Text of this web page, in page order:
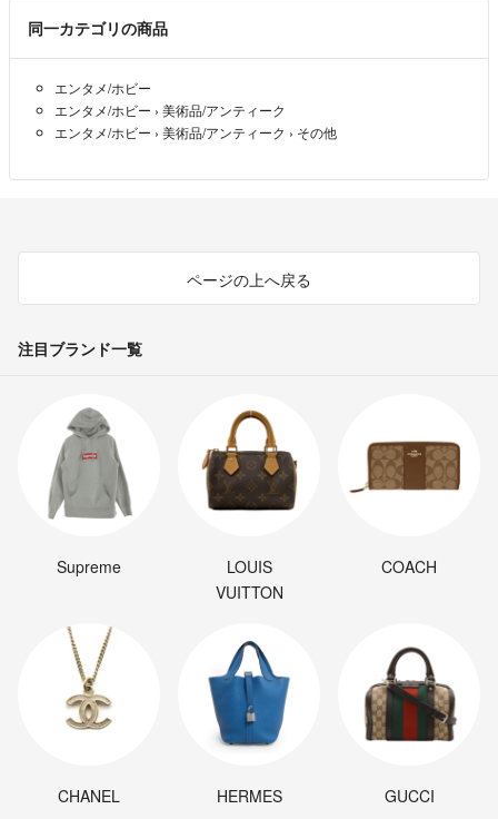
同一カテゴリの商品
エンタメ/ホビー
エンタメ/ホビー › 美術品/アンティーク
エンタメ/ホビー › 美術品/アンティーク › その他
ページの上へ戻る
注目ブランド一覧
Supreme
LOUIS
VUITTON
COACH
CHANEL HERMES GUCCI